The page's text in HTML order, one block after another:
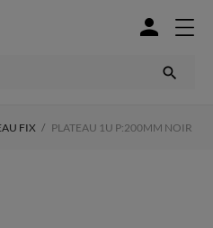


FIX PLATEAU 1U P:200MM NOIR